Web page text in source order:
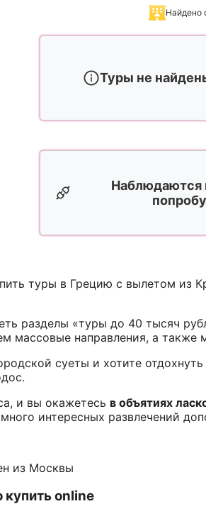
Найдено
Туры не
Наблюдаются
туры в Грецию с вылетом из
разделы «туры до 40 тысяч
массовые направления, а также
суеты и хотите
и вы окажетесь в объятиях
интересных развлечений
из Москвы
купить online